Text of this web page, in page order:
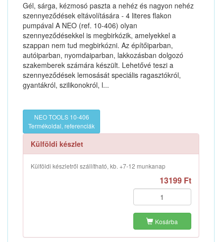
Gél, sárga, kézmosó paszta a nehéz és nagyon nehéz
szennyeződések eltávolítására - 4 literes flakon
pumpával A NEO (ref. 10-406) olyan
szennyeződésekkel is megbirkózik, amelyekkel a
szappan nem tud megbirkózni. Az építőiparban,
autóiparban, nyomdaiparban, lakkozásban dolgozó
szakemberek számára készült. Lehetővé teszi a
szennyeződések lemosását speciális ragasztókról,
gyantákról, szilikonokról, l...
NEO TOOLS 10-406
Termékoldal, referenciák
Külföldi készlet
Külföldi készletről szállítható, kb. +7-12 munkanap
13199 Ft
Kosárba